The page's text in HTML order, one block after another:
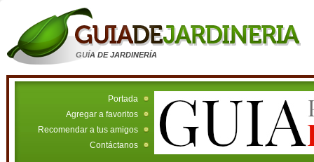
GUÍA DE JARDINERÍA
Portada
Agregar a favoritos
Recomendar a tus amigos
Contáctanos